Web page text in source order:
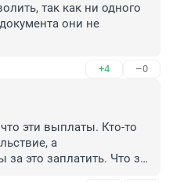
так как ни одного
они не
+4 –0
эти выплаты. Кто-то
а
это заплатить. Что за